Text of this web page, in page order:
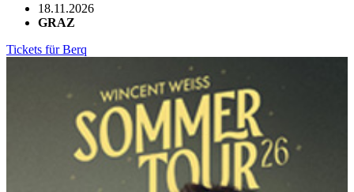
18.11.2026
GRAZ
Tickets für Berq